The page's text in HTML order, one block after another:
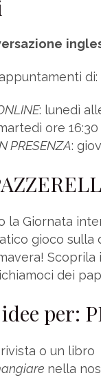
di:
: lunedì
ore 16:30
PRESENZA:
la Giornata
gioco sulla
Scoprila
dei
per:
o un libro
nella